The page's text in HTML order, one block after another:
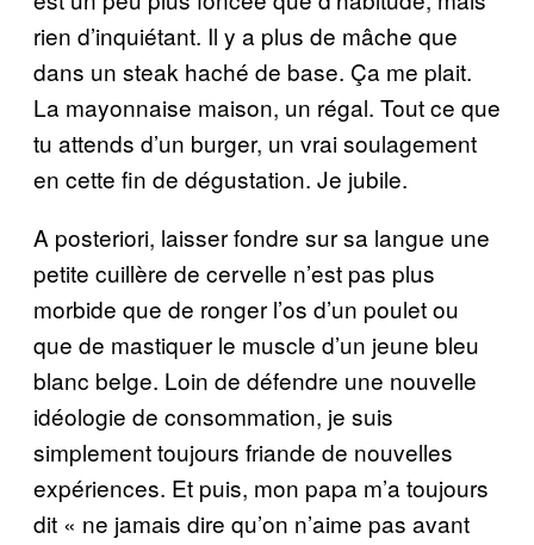
rien d’inquiétant. Il y a plus de mâche que
dans un steak haché de base. Ça me plait.
La mayonnaise maison, un régal. Tout ce que
tu attends d’un burger, un vrai soulagement
en cette fin de dégustation. Je jubile.
A posteriori, laisser fondre sur sa langue une
petite cuillère de cervelle n’est pas plus
morbide que de ronger l’os d’un poulet ou
que de mastiquer le muscle d’un jeune bleu
blanc belge. Loin de défendre une nouvelle
idéologie de consommation, je suis
simplement toujours friande de nouvelles
expériences. Et puis, mon papa m’a toujours
dit « ne jamais dire qu’on n’aime pas avant